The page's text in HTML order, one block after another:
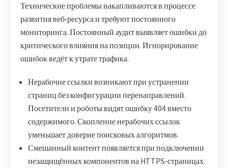
Технические проблемы накапливаются в процессе
развития веб-ресурса и требуют постоянного
мониторинга. Постоянный аудит выявляет ошибки до
критического влияния на позиции. Игнорирование
ошибок ведёт к утрате трафика.
Нерабочие ссылки возникают при устранении
страниц без конфигурации перенаправлений.
Посетители и роботы видят ошибку 404 вместо
содержимого. Скопление нерабочих ссылок
уменьшает доверие поисковых алгоритмов.
Смешанный контент появляется при подключении
незащищённых компонентов на HTTPS-страницах.